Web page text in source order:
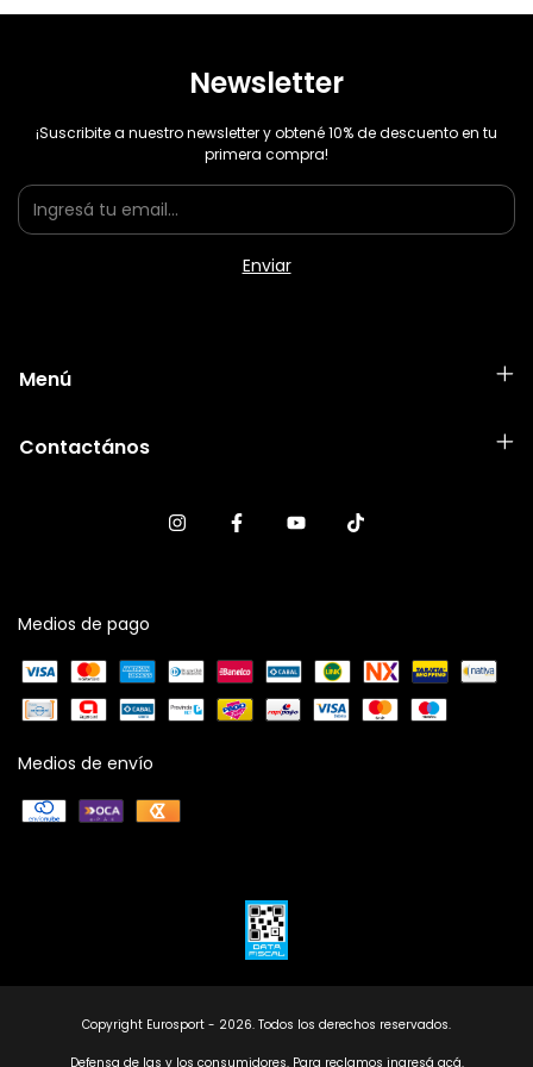
Newsletter
¡Suscribite a nuestro newsletter y obtené 10% de descuento en tu
primera compra!
Menú
Contactános
Medios de pago
Medios de envío
Copyright Eurosport - 2026. Todos los derechos reservados.
Defensa de las y los consumidores. Para reclamos ingresá acá.